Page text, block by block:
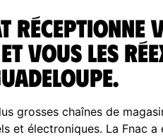
réceptionne
vous les
grosses chaînes de
et électroniques. La Fnac a